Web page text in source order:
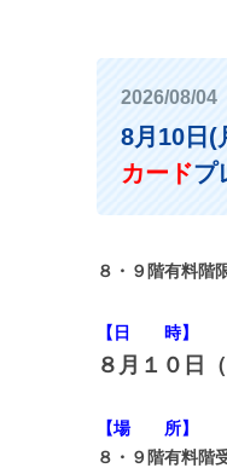
2026/08/04
8月10日(
カードプ
８・９階有料階
【日 時】
８月１０日
【場 所】
８・９階有料階